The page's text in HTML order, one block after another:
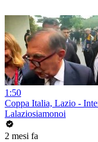
1:50
Coppa Italia, Lazio -
Lalaziosiamonoi
2 mesi fa